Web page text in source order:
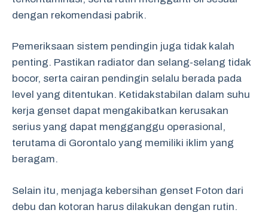
dengan rekomendasi pabrik.
Pemeriksaan sistem pendingin juga tidak kalah
penting. Pastikan radiator dan selang-selang tidak
bocor, serta cairan pendingin selalu berada pada
level yang ditentukan. Ketidakstabilan dalam suhu
kerja genset dapat mengakibatkan kerusakan
serius yang dapat mengganggu operasional,
terutama di Gorontalo yang memiliki iklim yang
beragam.
Selain itu, menjaga kebersihan genset Foton dari
debu dan kotoran harus dilakukan dengan rutin.